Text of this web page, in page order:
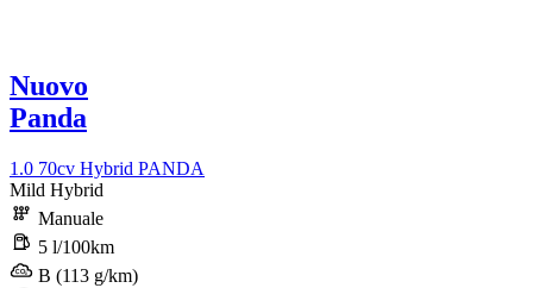
Nuovo
Panda
1.0 70cv Hybrid PANDA
Mild Hybrid
Manuale
5 l/100km
B (113 g/km)